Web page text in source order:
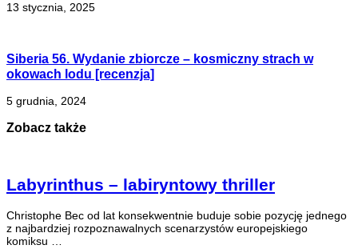
13 stycznia, 2025
Siberia 56. Wydanie zbiorcze – kosmiczny strach w
okowach lodu [recenzja]
5 grudnia, 2024
Zobacz także
Labyrinthus – labiryntowy thriller
Christophe Bec od lat konsekwentnie buduje sobie pozycję jednego
z najbardziej rozpoznawalnych scenarzystów europejskiego
komiksu …